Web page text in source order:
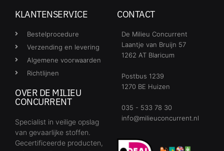
KLANTENSERVICE
Bestelprocedure
Verzending en levering
Algemene voorwaarden
Richtlijnen
OVER DE MILIEU
CONCURRENT
Specialist in veilige opslag
van gevaarlijke stoffen.
Gecertificeerde producten,
CONTACT
De Milieu Concurrent
Laantje van Bruijn 57
1262 AT Blaricum
Postbus 1239
1270 BE Huizen
035 - 533 78 30
info@milieuconcurrent.nl